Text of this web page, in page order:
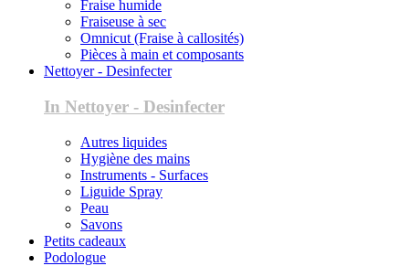
Fraise humide
Fraiseuse à sec
Omnicut (Fraise à callosités)
Pièces à main et composants
Nettoyer - Desinfecter
In Nettoyer - Desinfecter
Autres liquides
Hygiène des mains
Instruments - Surfaces
Liguide Spray
Peau
Savons
Petits cadeaux
Podologue